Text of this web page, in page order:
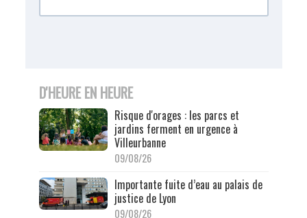
D'HEURE EN HEURE
Risque d'orages : les parcs et
jardins ferment en urgence à
Villeurbanne
09/08/26
Importante fuite d’eau au palais de
justice de Lyon
09/08/26